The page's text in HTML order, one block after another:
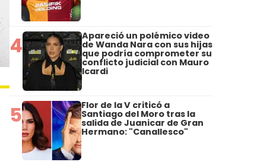
4 Apareció un polémico video
de Wanda Nara con sus hijas
que podría comprometer su
conflicto judicial con Mauro
Icardi
5 Flor de la V criticó a
Santiago del Moro tras la
salida de Juanicar de Gran
Hermano: "Canallesco"